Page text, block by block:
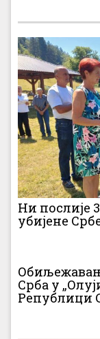
Ни послије
убијене
Срба у
Републици